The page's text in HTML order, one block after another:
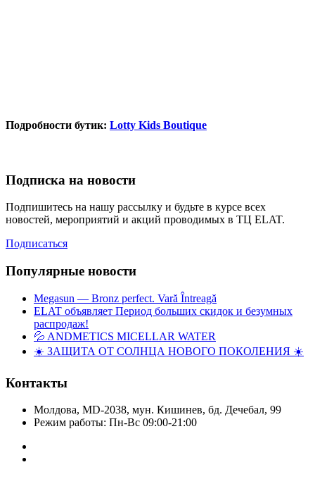
Подробности бутик: Lotty Kids Boutique
Подписка на новости
Подпишитесь на нашу рассылку и будьте в курсе всех
новостей, мероприятий и акций проводимых в ТЦ ELAT.
Подписаться
Популярные новости
Megasun — Bronz perfect. Vară Întreagă
ELAT объявляет Период больших скидок и безумных
распродаж!
💦 ANDMETICS MICELLAR WATER
☀️ ЗАЩИТА ОТ СОЛНЦА НОВОГО ПОКОЛЕНИЯ ☀️
Контакты
Молдова, MD-2038, мун. Кишинев, бд. Дечебал, 99
Режим работы: Пн-Вс 09:00-21:00